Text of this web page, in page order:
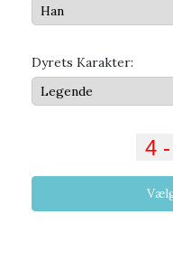
Dyrets Karakter: